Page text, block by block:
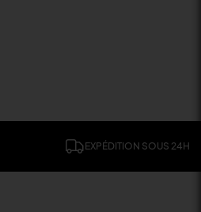
EXPÉDITION SOUS 24H